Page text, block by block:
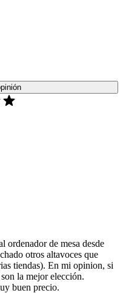
ordenador de mesa desde
otros altavoces que
tiendas). En mi opinion, si
la mejor elección.
buen precio.